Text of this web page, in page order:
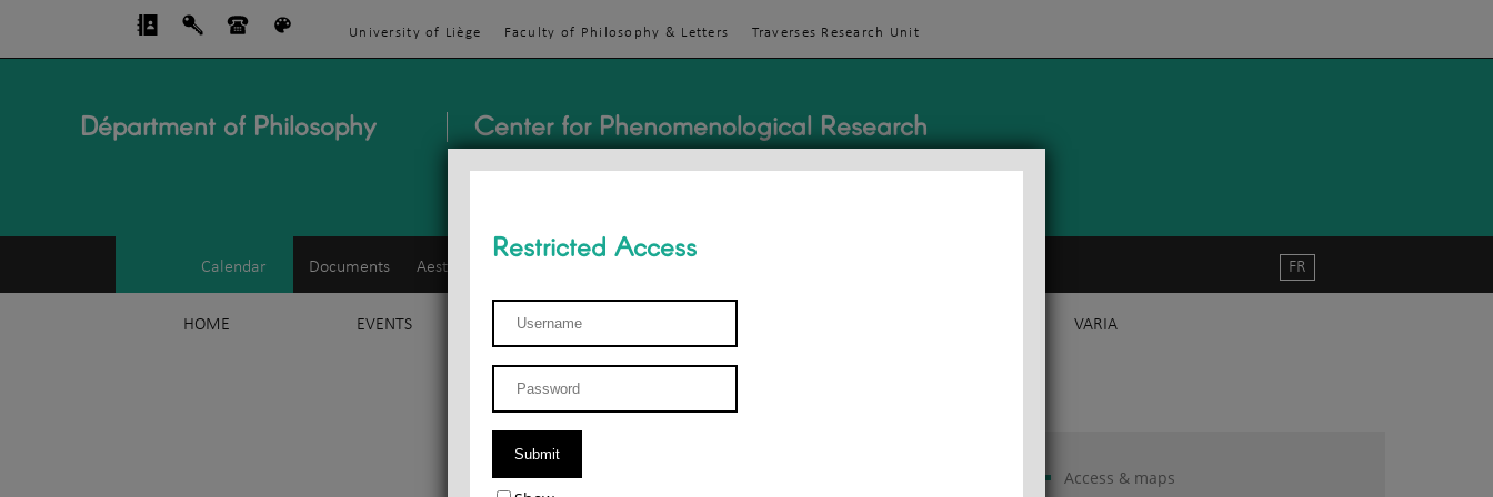
University of Liège Faculty of Philosophy & Letters Traverses Research Unit
Départment of Philosophy Center for Phenomenological Research
Calendar Documents Aesthetics
HOME EVENTS TEACHINGS VARIA
FR
Access & maps
Restricted Access